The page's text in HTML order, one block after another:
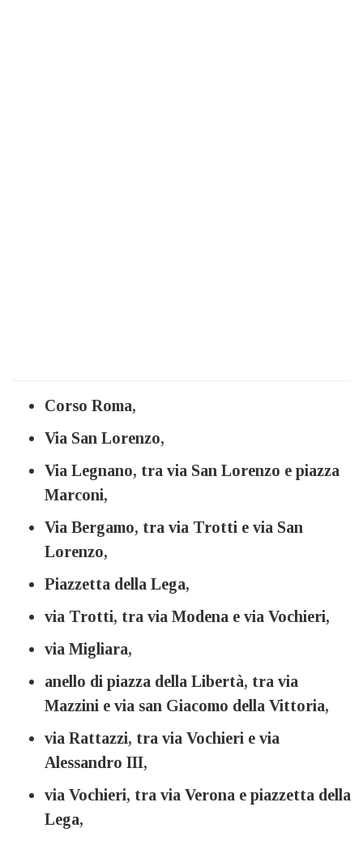
Corso Roma,
Via San Lorenzo,
Via Legnano, tra via San Lorenzo e piazza
Marconi,
Via Bergamo, tra via Trotti e via San
Lorenzo,
Piazzetta della Lega,
via Trotti, tra via Modena e via Vochieri,
via Migliara,
anello di piazza della Libertà, tra via
Mazzini e via san Giacomo della Vittoria,
via Rattazzi, tra via Vochieri e via
Alessandro III,
via Vochieri, tra via Verona e piazzetta della
Lega,